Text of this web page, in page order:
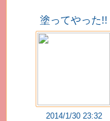
塗ってやった!!
感謝しろ、愚民
2014/1/30 23:32